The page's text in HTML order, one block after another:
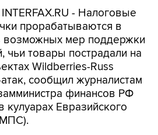
- Налоговые
прорабатываются в
возможных мер поддержки
чьи товары пострадали на
Wildberries-Russ
сообщил журналистам
финансов РФ
Евразийского